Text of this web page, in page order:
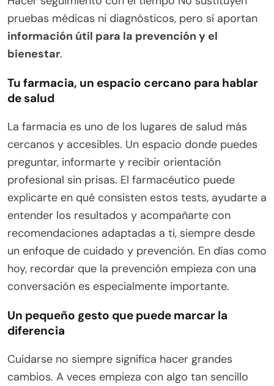
pruebas médicas ni diagnósticos, pero sí aportan
información útil para la prevención y el
bienestar.
Tu farmacia, un espacio cercano para hablar
de salud
La farmacia es uno de los lugares de salud más
cercanos y accesibles. Un espacio donde puedes
preguntar, informarte y recibir orientación
profesional sin prisas. El farmacéutico puede
explicarte en qué consisten estos tests, ayudarte a
entender los resultados y acompañarte con
recomendaciones adaptadas a ti, siempre desde
un enfoque de cuidado y prevención. En días como
hoy, recordar que la prevención empieza con una
conversación es especialmente importante.
Un pequeño gesto que puede marcar la
diferencia
Cuidarse no siempre significa hacer grandes
cambios. A veces empieza con algo tan sencillo